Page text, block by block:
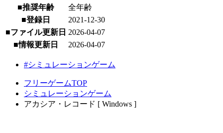
■推奨年齢
全年齢
■登録日
2021-12-30
■ファイル更新日 2026-04-07
■情報更新日
2026-04-07
#シミュレーションゲーム
フリーゲームTOP
シミュレーションゲーム
アカシア・レコード [ Windows ]